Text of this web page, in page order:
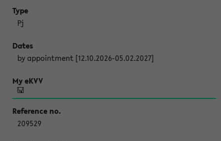
Pj
by appointment [12.10.2026-05.02.2027]
209529